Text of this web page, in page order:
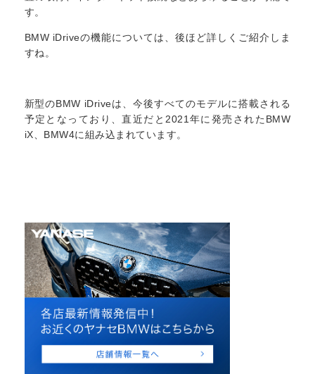
す。
BMW iDriveの機能については、後ほど詳しくご紹介しま
すね。
新型のBMW iDriveは、今後すべてのモデルに搭載される
予定となっており、直近だと2021年に発売されたBMW
iX、BMW4に組み込まれています。